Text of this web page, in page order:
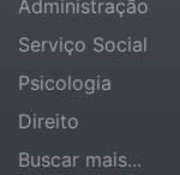
Administração
Serviço Social
Psicologia
Direito
Buscar mais...